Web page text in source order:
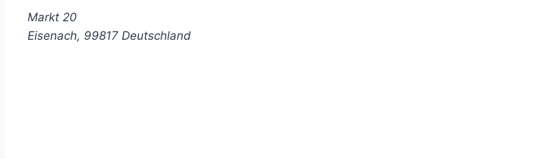
Markt 20
Eisenach, 99817 Deutschland